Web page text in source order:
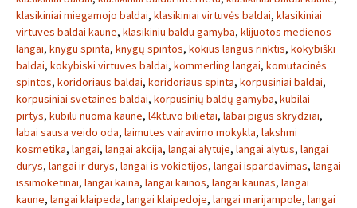
klasikiniai miegamojo baldai, klasikiniai virtuvės baldai, klasikiniai
virtuves baldai kaune, klasikiniu baldu gamyba, klijuotos medienos
langai, knygu spinta, knygų spintos, kokius langus rinktis, kokybiški
baldai, kokybiski virtuves baldai, kommerling langai, komutacinės
spintos, koridoriaus baldai, koridoriaus spinta, korpusiniai baldai,
korpusiniai svetaines baldai, korpusinių baldų gamyba, kubilai
pirtys, kubilu nuoma kaune, l4ktuvo bilietai, labai pigus skrydziai,
labai sausa veido oda, laimutes vairavimo mokykla, lakshmi
kosmetika, langai, langai akcija, langai alytuje, langai alytus, langai
durys, langai ir durys, langai is vokietijos, langai ispardavimas, langai
issimoketinai, langai kaina, langai kainos, langai kaunas, langai
kaune, langai klaipeda, langai klaipedoje, langai marijampole, langai